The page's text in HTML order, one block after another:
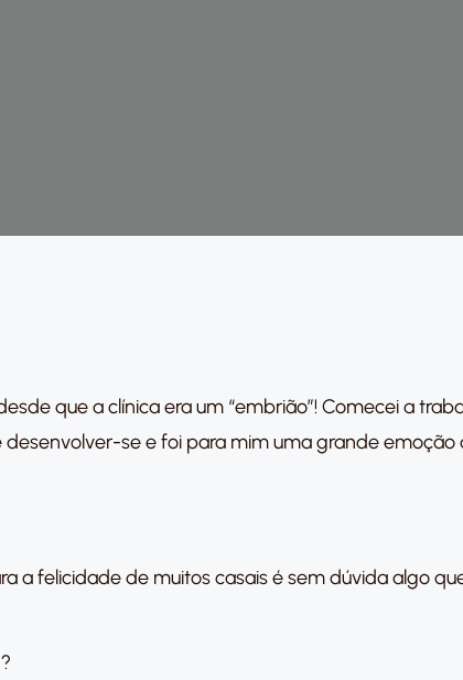
que a clínica era um “embrião”! Comecei a
se e foi para mim uma grande emoção
a felicidade de muitos casais é sem dúvida algo